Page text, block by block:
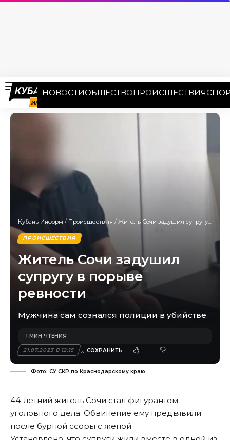
НОВОСТИОБЩЕСТВОПРОИСШЕСТВИЯ
Кубань Информ / Происшествия / Житель Сочи задушил супругу в порыве ревности
ПРОИСШЕСТВИЯ
Житель Сочи задушил
супругу в порыве
ревности
Мужчина сам сознался полиции в убийстве.
21.07.2023 В 12:15
1 МИН ЧТЕНИЯ
Фото: СУ СКР по Краснодарскому краю
44-летний житель Сочи стал фигурантом
уголовного дела. Обвинение ему предъявили
после бурной ссоры с женой.